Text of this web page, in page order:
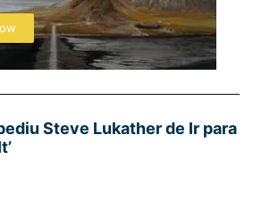
Steve Lukather de Ir para